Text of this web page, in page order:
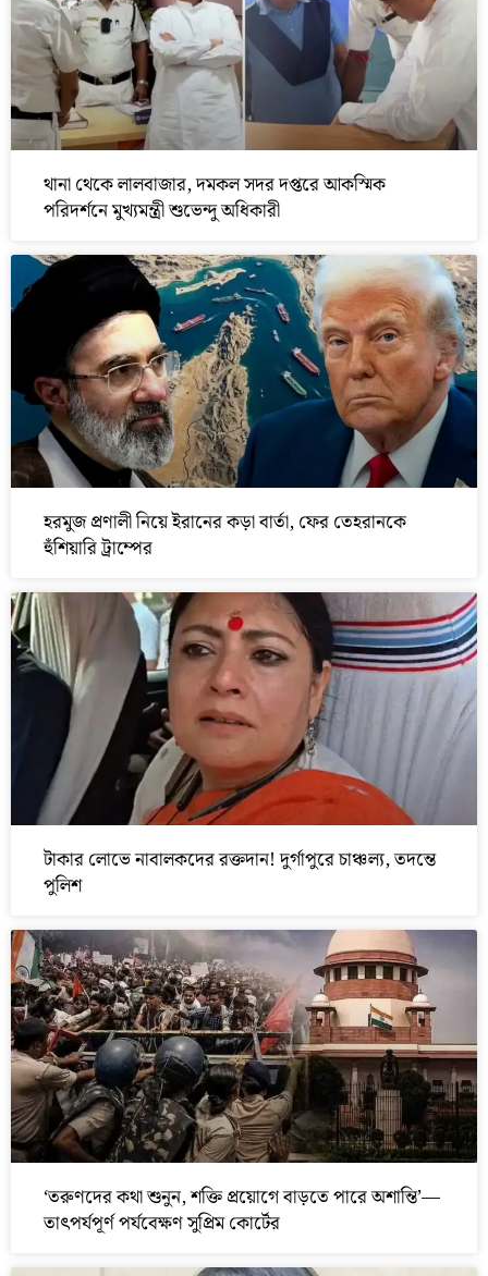
থানা থেকে লালবাজার, দমকল সদর দপ্তরে আকস্মিক
পরিদর্শনে মুখ্যমন্ত্রী শুভেন্দু অধিকারী
হরমুজ প্রণালী নিয়ে ইরানের কড়া বার্তা, ফের তেহরানকে
হুঁশিয়ারি ট্রাম্পের
টাকার লোভে নাবালকদের রক্তদান! দুর্গাপুরে চাঞ্চল্য, তদন্তে
পুলিশ
‘তরুণদের কথা শুনুন, শক্তি প্রয়োগে বাড়তে পারে অশান্তি’—
তাৎপর্যপূর্ণ পর্যবেক্ষণ সুপ্রিম কোর্টের